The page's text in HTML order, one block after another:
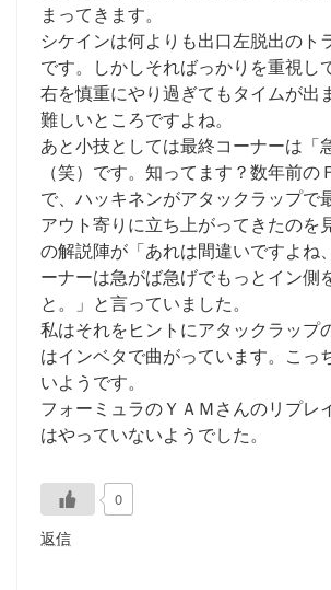
まってきます。
シケインは何よりも出口左脱出のト
です。しかしそればっかりを重視し
右を慎重にやり過ぎてもタイムが出
難しいところですよね。
あと小技としては最終コーナーは「
（笑）です。知ってます？数年前の
で、ハッキネンがアタックラップで
アウト寄りに立ち上がってきたのを
の解説陣が「あれは間違いですよね
ーナーは急がば急げでもっとイン側
と。」と言っていました。
私はそれをヒントにアタックラップ
はインベタで曲がっています。こっ
いようです。
フォーミュラのＹＡＭさんのリプレ
はやっていないようでした。
0
返信